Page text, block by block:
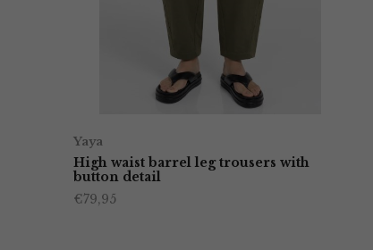
Yaya
High waist barrel leg trousers with
button detail
€79,95